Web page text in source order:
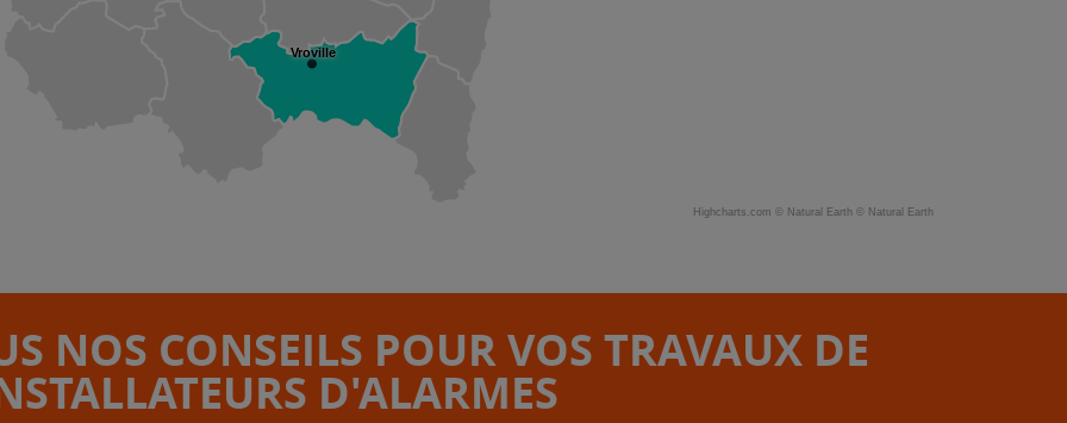
Vroville
Highcharts.com © Natural Earth © Natural Earth
NOS CONSEILS POUR VOS TRAVAUX DE
D'ALARMES